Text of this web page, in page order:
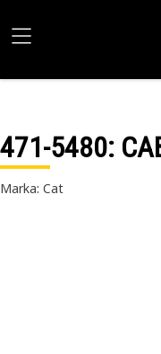
471-5480:
Marka: Cat